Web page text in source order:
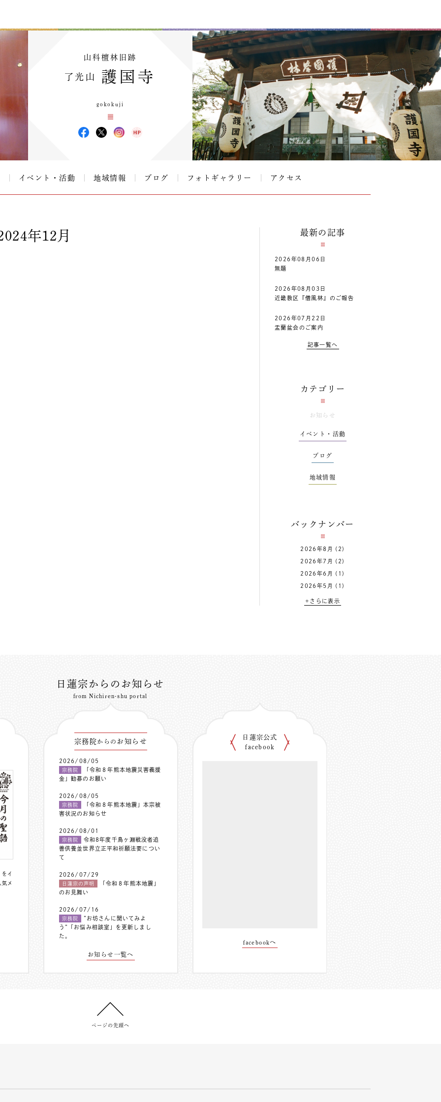
山科檀林旧跡
了光山 護国寺
gokokuji
イベント・活動 地域情報 ブログ フォトギャラリー アクセス
年12月 最新の記事
2026年08月06日
無題
2026年08月03日
近畿教区『僧風林』のご報告
2026年07月22日
盂蘭盆会のご案内
記事一覧へ
カテゴリー
お知らせ
イベント・活動
ブログ
地域情報
バックナンバー
2026年8月 (2)
2026年7月 (2)
2026年6月 (1)
2026年5月 (1)
+さらに表示
日蓮宗からのお知らせ
from Nichiren-shu portal
イ
メ
宗務院からの お知らせ
2026/08/05
宗務院
「令和８年熊本地震災害義援
金」勧募のお願い
2026/08/05
宗務院
「令和８年熊本地震」本宗被
害状況のお知らせ
2026/08/01
宗務院
令和8年度千鳥ヶ淵戦没者追
善供養並世界立正平和祈願法要につい
て
2026/07/29
日蓮宗の声明
「令和８年熊本地震」
のお見舞い
2026/07/16
宗務院
”お坊さんに聞いてみよ
う”「お悩み相談室」を更新しまし
た。
お知らせ一覧へ
日蓮宗公式
facebook
facebookへ
ページの先頭へ